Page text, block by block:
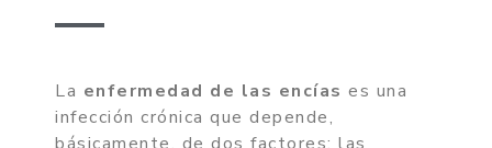
La enfermedad de las encías es una
infección crónica que depende,